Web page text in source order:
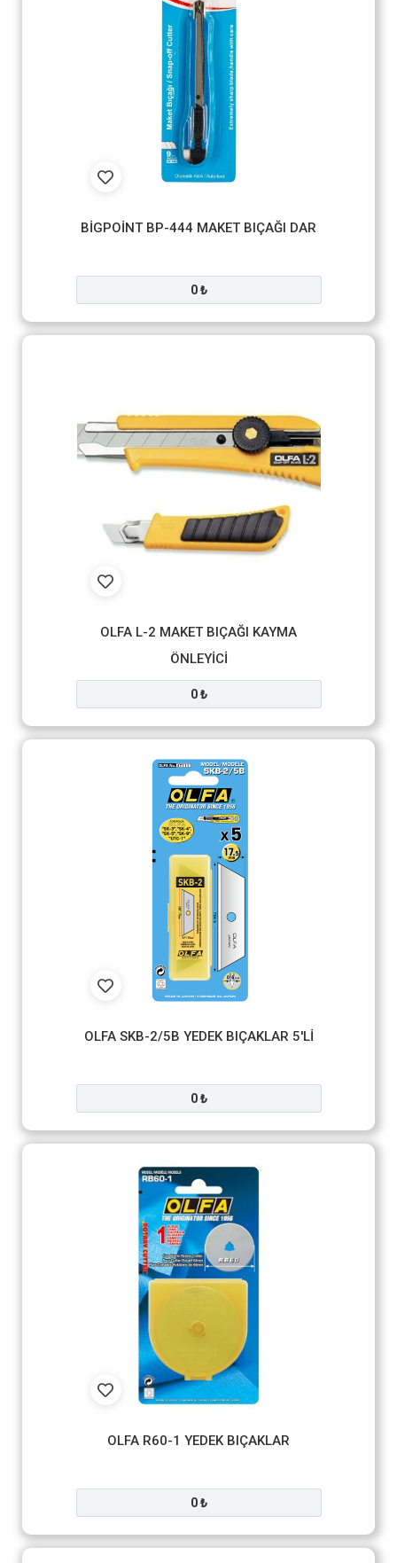
BİGPOİNT BP-444 MAKET BIÇAĞI DAR
0 ₺
OLFA L-2 MAKET BIÇAĞI KAYMA
ÖNLEYİCİ
0 ₺
OLFA SKB-2/5B YEDEK BIÇAKLAR 5'Lİ
0 ₺
OLFA R60-1 YEDEK BIÇAKLAR
0 ₺